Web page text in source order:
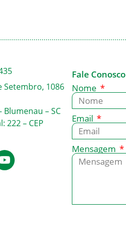
Setembro, 1086
Blumenau – SC
222 – CEP
Fale Conosco
Nome
Email
Mensagem